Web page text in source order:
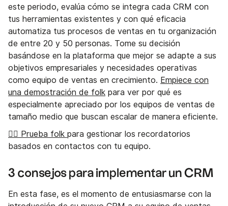
este periodo, evalúa cómo se integra cada CRM con
tus herramientas existentes y con qué eficacia
automatiza tus procesos de ventas en tu organización
de entre 20 y 50 personas. Tome su decisión
basándose en la plataforma que mejor se adapte a sus
objetivos empresariales y necesidades operativas
como equipo de ventas en crecimiento. Empiece con
una demostración de folk para ver por qué es
especialmente apreciado por los equipos de ventas de
tamaño medio que buscan escalar de manera eficiente.
👉🏼 Prueba folk para gestionar los recordatorios
basados en contactos con tu equipo.
3 consejos para implementar un CRM
En esta fase, es el momento de entusiasmarse con la